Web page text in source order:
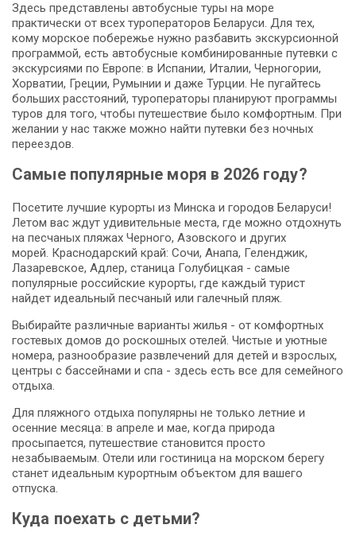
Здесь представлены автобусные туры на море
практически от всех туроператоров Беларуси. Для тех,
кому морское побережье нужно разбавить экскурсионной
программой, есть автобусные комбинированные путевки с
экскурсиями по Европе: в Испании, Италии, Черногории,
Хорватии, Греции, Румынии и даже Турции. Не пугайтесь
больших расстояний, туроператоры планируют программы
туров для того, чтобы путешествие было комфортным. При
желании у нас также можно найти путевки без ночных
переездов.
Самые популярные моря в 2026 году?
Посетите лучшие курорты из Минска и городов Беларуси!
Летом вас ждут удивительные места, где можно отдохнуть
на песчаных пляжах Черного, Азовского и других
морей. Краснодарский край: Сочи, Анапа, Геленджик,
Лазаревское, Адлер, станица Голубицкая - самые
популярные российские курорты, где каждый турист
найдет идеальный песчаный или галечный пляж.
Выбирайте различные варианты жилья - от комфортных
гостевых домов до роскошных отелей. Чистые и уютные
номера, разнообразие развлечений для детей и взрослых,
центры с бассейнами и спа - здесь есть все для семейного
отдыха.
Для пляжного отдыха популярны не только летние и
осенние месяца: в апреле и мае, когда природа
просыпается, путешествие становится просто
незабываемым. Отели или гостиница на морском берегу
станет идеальным курортным объектом для вашего
отпуска.
Куда поехать с детьми?